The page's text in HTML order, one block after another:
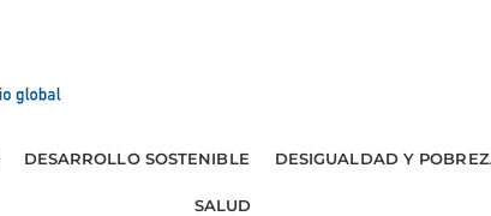
DESARROLLO SOSTENIBLE DESIGUALDAD Y
SALUD